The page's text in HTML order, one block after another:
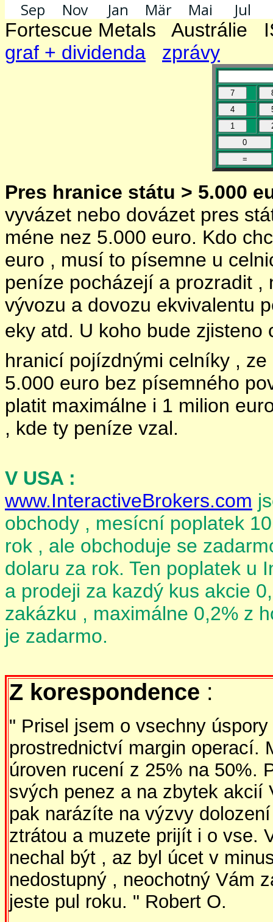
Fortescue Metals Austrálie
graf + dividenda
zprávy
Pres hranice státu > 5.000
vyvázet nebo dovázet pres
méne nez 5.000 euro. Kdo
euro , musí to písemne u
peníze pocházejí a prozradit ,
vývozu a dovozu ekvivalentu
eky atd. U koho bude
hranicí pojízdnými celníky ,
5.000 euro bez písemného
platit maximálne i 1 milion
, kde ty peníze vzal.
V USA :
www.InteractiveBrokers.com
obchody , mesícní poplatek
rok , ale obchoduje se
dolaru za rok. Ten poplatek u
a prodeji za kazdý kus akcie
zakázku , maximálne 0,2% z
je zadarmo.
Z korespondence :
" Prisel jsem o vsechny
prostrednictví margin operací.
úroven rucení z 25% na 50%.
svých penez a na zbytek akcií
pak narázíte na výzvy
ztrátou a muzete prijít i o vse.
nechal být , az byl úcet v
nedostupný , neochotný Vám
jeste pul roku. " Robert O.